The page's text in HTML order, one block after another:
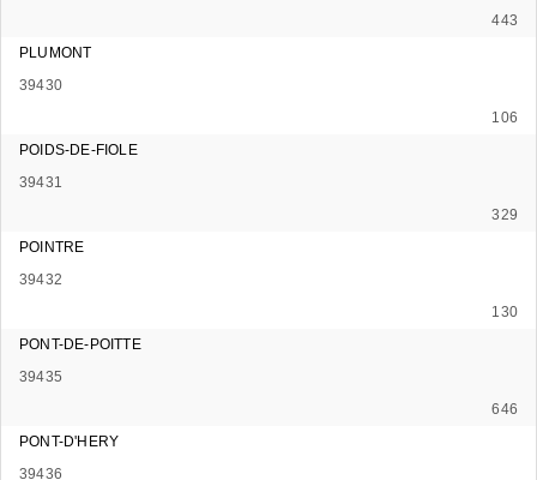
443
PLUMONT
39430
106
POIDS-DE-FIOLE
39431
329
POINTRE
39432
130
PONT-DE-POITTE
39435
646
PONT-D'HERY
39436